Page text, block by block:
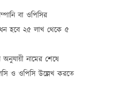
বা ওপিসির
হবে ২৫ লাখ থেকে ৫
নামের শেষে
ও ওপিসি উল্লেখ করতে